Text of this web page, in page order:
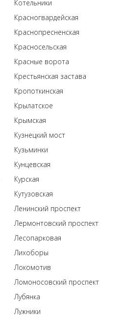
Котельники
Красногвардейская
Краснопресненская
Красносельская
Красные ворота
Крестьянская застава
Кропоткинская
Крылатское
Крымская
Кузнецкий мост
Кузьминки
Кунцевская
Курская
Кутузовская
Ленинский проспект
Лермонтовский проспект
Лесопарковая
Лихоборы
Локомотив
Ломоносовский проспект
Лубянка
Лужники